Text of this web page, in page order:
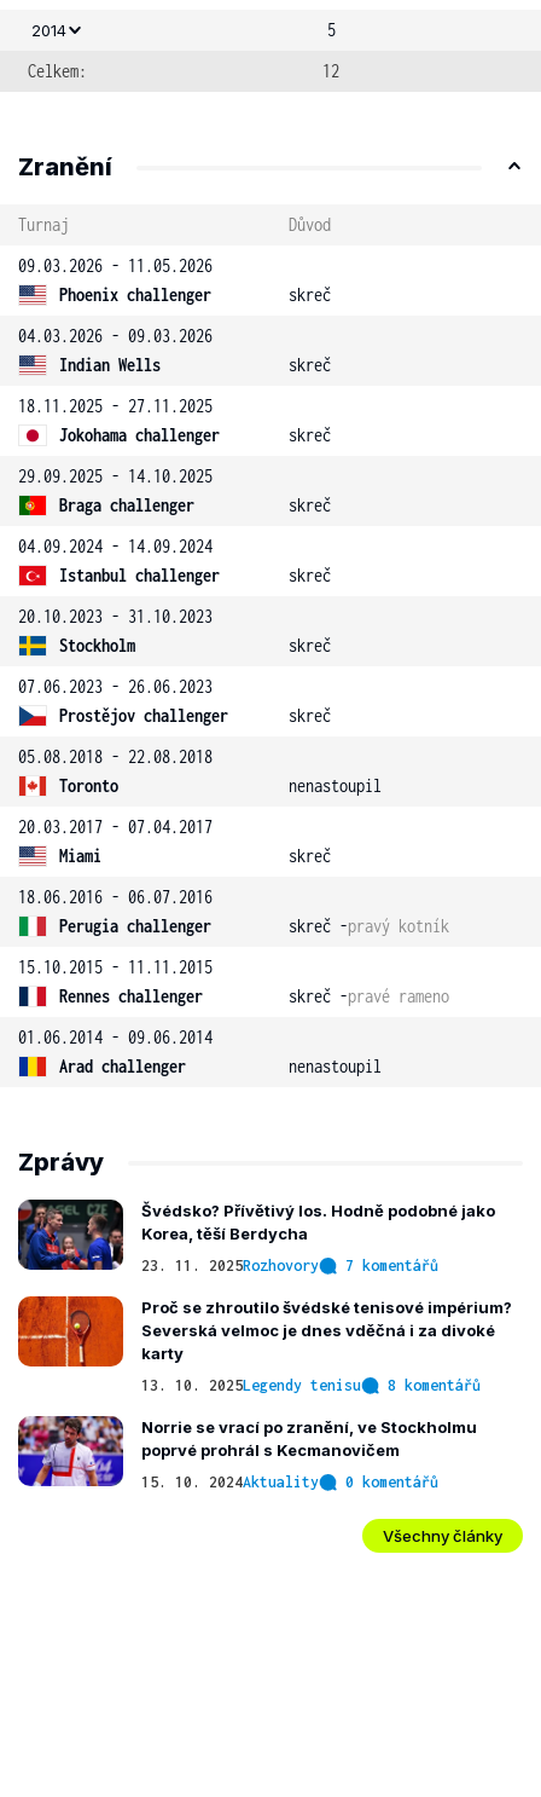
2014
5
Celkem:
12
Zranění
Turnaj
Důvod
09.03.2026 - 11.05.2026
Phoenix challenger
skreč
04.03.2026 - 09.03.2026
Indian Wells
skreč
18.11.2025 - 27.11.2025
Jokohama challenger
skreč
29.09.2025 - 14.10.2025
Braga challenger
skreč
04.09.2024 - 14.09.2024
Istanbul challenger
skreč
20.10.2023 - 31.10.2023
Stockholm
skreč
07.06.2023 - 26.06.2023
Prostějov challenger
skreč
05.08.2018 - 22.08.2018
Toronto
nenastoupil
20.03.2017 - 07.04.2017
Miami
skreč
18.06.2016 - 06.07.2016
Perugia challenger
skreč -pravý kotník
15.10.2015 - 11.11.2015
Rennes challenger
skreč -pravé rameno
01.06.2014 - 09.06.2014
Arad challenger
nenastoupil
Zprávy
Švédsko? Přívětivý los. Hodně podobné jako
Korea, těší Berdycha
23. 11. 2025Rozhovory 7 komentářů
Proč se zhroutilo švédské tenisové impérium?
Severská velmoc je dnes vděčná i za divoké
karty
13. 10. 2025Legendy tenisu 8 komentářů
Norrie se vrací po zranění, ve Stockholmu
poprvé prohrál s Kecmanovičem
15. 10. 2024Aktuality 0 komentářů
Všechny články